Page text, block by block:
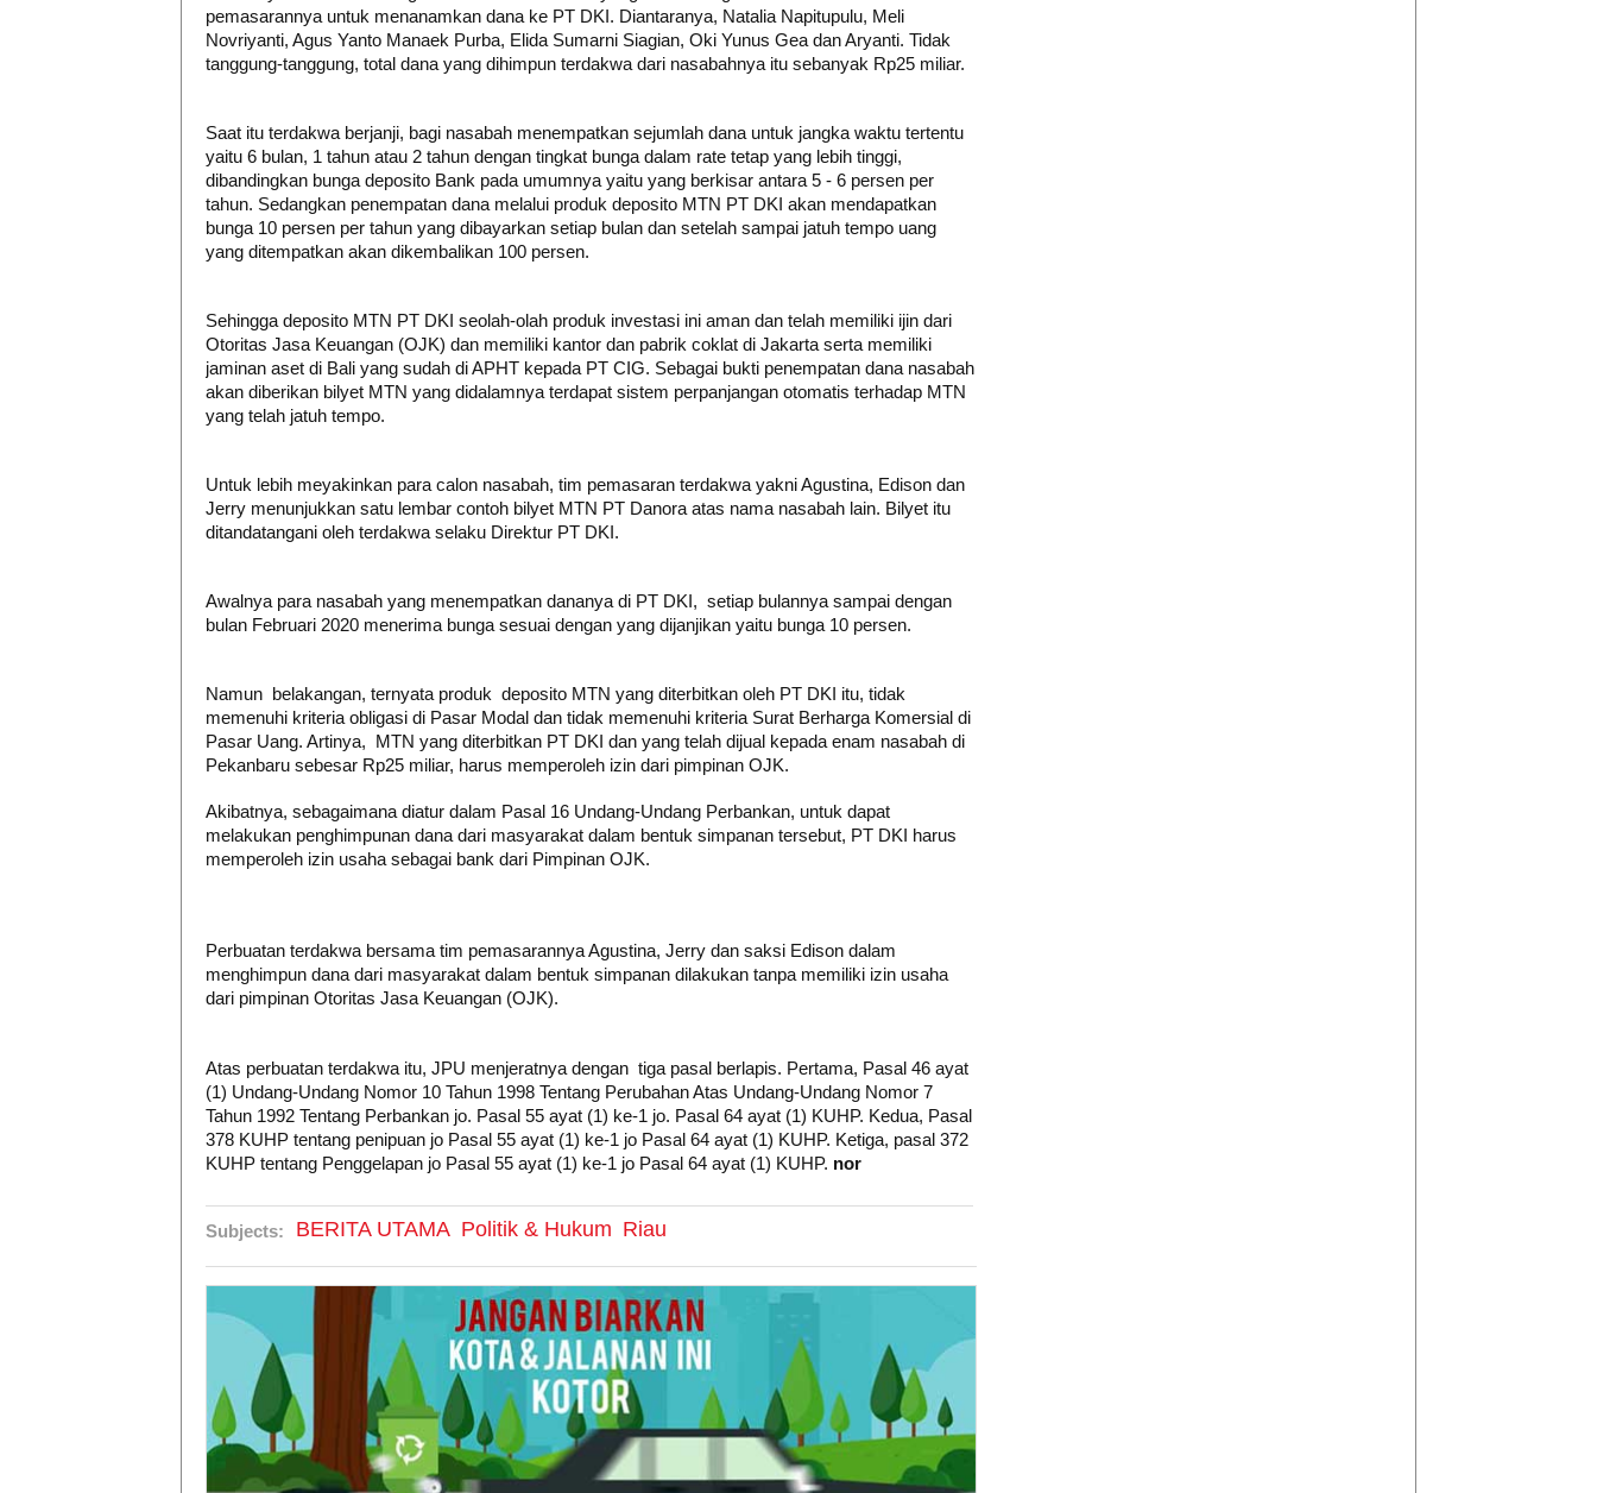
pemasarannya untuk menanamkan dana ke PT DKI. Diantaranya, Natalia Napitupulu, Meli
Novriyanti, Agus Yanto Manaek Purba, Elida Sumarni Siagian, Oki Yunus Gea dan Aryanti. Tidak
tanggung-tanggung, total dana yang dihimpun terdakwa dari nasabahnya itu sebanyak Rp25 miliar.
Saat itu terdakwa berjanji, bagi nasabah menempatkan sejumlah dana untuk jangka waktu tertentu
yaitu 6 bulan, 1 tahun atau 2 tahun dengan tingkat bunga dalam rate tetap yang lebih tinggi,
dibandingkan bunga deposito Bank pada umumnya yaitu yang berkisar antara 5 - 6 persen per
tahun. Sedangkan penempatan dana melalui produk deposito MTN PT DKI akan mendapatkan
bunga 10 persen per tahun yang dibayarkan setiap bulan dan setelah sampai jatuh tempo uang
yang ditempatkan akan dikembalikan 100 persen.
Sehingga deposito MTN PT DKI seolah-olah produk investasi ini aman dan telah memiliki ijin dari
Otoritas Jasa Keuangan (OJK) dan memiliki kantor dan pabrik coklat di Jakarta serta memiliki
jaminan aset di Bali yang sudah di APHT kepada PT CIG. Sebagai bukti penempatan dana nasabah
akan diberikan bilyet MTN yang didalamnya terdapat sistem perpanjangan otomatis terhadap MTN
yang telah jatuh tempo.
Untuk lebih meyakinkan para calon nasabah, tim pemasaran terdakwa yakni Agustina, Edison dan
Jerry menunjukkan satu lembar contoh bilyet MTN PT Danora atas nama nasabah lain. Bilyet itu
ditandatangani oleh terdakwa selaku Direktur PT DKI.
Awalnya para nasabah yang menempatkan dananya di PT DKI, setiap bulannya sampai dengan
bulan Februari 2020 menerima bunga sesuai dengan yang dijanjikan yaitu bunga 10 persen.
Namun belakangan, ternyata produk deposito MTN yang diterbitkan oleh PT DKI itu, tidak
memenuhi kriteria obligasi di Pasar Modal dan tidak memenuhi kriteria Surat Berharga Komersial di
Pasar Uang. Artinya, MTN yang diterbitkan PT DKI dan yang telah dijual kepada enam nasabah di
Pekanbaru sebesar Rp25 miliar, harus memperoleh izin dari pimpinan OJK.
Akibatnya, sebagaimana diatur dalam Pasal 16 Undang-Undang Perbankan, untuk dapat
melakukan penghimpunan dana dari masyarakat dalam bentuk simpanan tersebut, PT DKI harus
memperoleh izin usaha sebagai bank dari Pimpinan OJK.
Perbuatan terdakwa bersama tim pemasarannya Agustina, Jerry dan saksi Edison dalam
menghimpun dana dari masyarakat dalam bentuk simpanan dilakukan tanpa memiliki izin usaha
dari pimpinan Otoritas Jasa Keuangan (OJK).
Atas perbuatan terdakwa itu, JPU menjeratnya dengan tiga pasal berlapis. Pertama, Pasal 46 ayat
(1) Undang-Undang Nomor 10 Tahun 1998 Tentang Perubahan Atas Undang-Undang Nomor 7
Tahun 1992 Tentang Perbankan jo. Pasal 55 ayat (1) ke-1 jo. Pasal 64 ayat (1) KUHP. Kedua, Pasal
378 KUHP tentang penipuan jo Pasal 55 ayat (1) ke-1 jo Pasal 64 ayat (1) KUHP. Ketiga, pasal 372
KUHP tentang Penggelapan jo Pasal 55 ayat (1) ke-1 jo Pasal 64 ayat (1) KUHP. nor
Subjects: BERITA UTAMA Politik & Hukum Riau